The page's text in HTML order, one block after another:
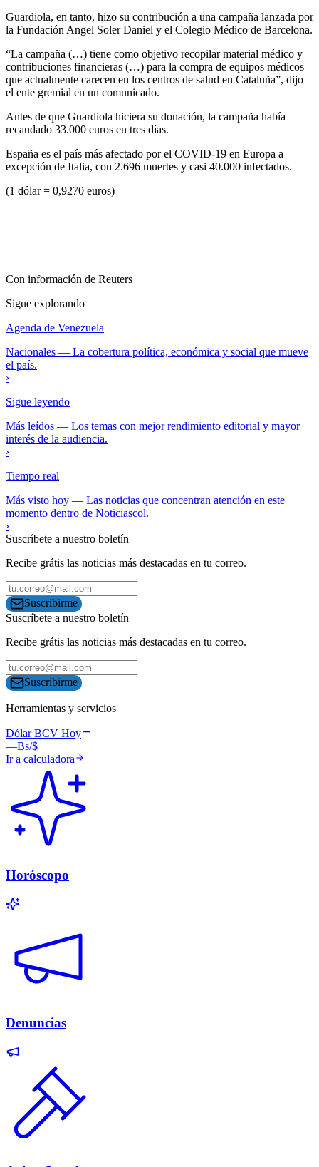
Guardiola, en tanto, hizo su contribución a una campaña lanzada por
la Fundación Angel Soler Daniel y el Colegio Médico de Barcelona.
“La campaña (…) tiene como objetivo recopilar material médico y
contribuciones financieras (…) para la compra de equipos médicos
que actualmente carecen en los centros de salud en Cataluña”, dijo
el ente gremial en un comunicado.
Antes de que Guardiola hiciera su donación, la campaña había
recaudado 33.000 euros en tres días.
España es el país más afectado por el COVID-19 en Europa a
excepción de Italia, con 2.696 muertes y casi 40.000 infectados.
(1 dólar = 0,9270 euros)
Con información de Reuters
Sigue explorando
Agenda de Venezuela
Nacionales — La cobertura política, económica y social que mueve
el país.
›
Sigue leyendo
Más leídos — Los temas con mejor rendimiento editorial y mayor
interés de la audiencia.
›
Tiempo real
Más visto hoy — Las noticias que concentran atención en este
momento dentro de Noticiascol.
›
Suscríbete a nuestro boletín
Recibe grátis las noticias más destacadas en tu correo.
Suscribirme
Suscríbete a nuestro boletín
Recibe grátis las noticias más destacadas en tu correo.
Suscribirme
Herramientas y servicios
Dólar BCV Hoy
—Bs/$
Ir a calculadora
Horóscopo
Denuncias